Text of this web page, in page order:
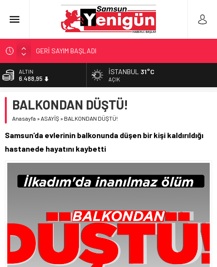
GERİ SAYIM BAŞLADI
SAMSUNSPOR’DA HEDEF 5’İNCİLİK!
‘BAFRA’YA YATIRIM YAPIN!’
YÖNETİCİ SEÇERKEN YAPILAN EN BÜYÜK HATALAR
ALTIN
6.488,95
13.798,82
DOLAR
54,9646
İSTANBUL 31°C
AÇIK
BALKONDAN DÜŞTÜ!
Anasayfa »ASAYİŞ » BALKONDAN DÜŞTÜ!
Samsun’da evlerinin balkonunda düşen bir kişi kaldırıldığı
hastanede hayatını kaybetti